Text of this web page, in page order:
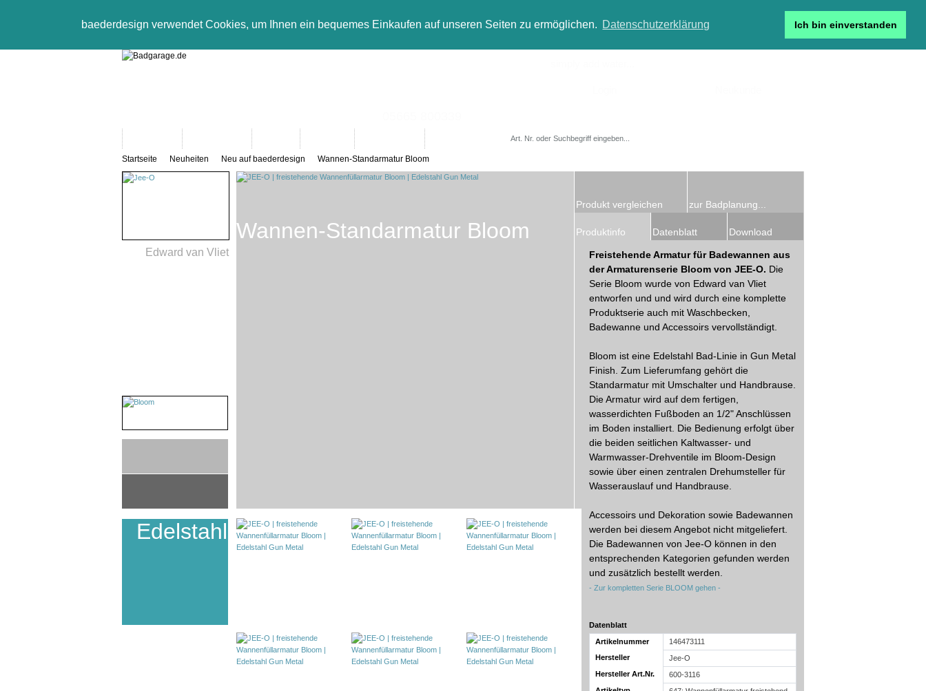
baederdesign verwendet Cookies, um Ihnen ein bequemes Einkaufen auf unseren Seiten zu ermöglichen. Datenschutzerklärung Ich bin einverstanden
Startseite Neuheiten Neu auf baederdesign Wannen-Standarmatur Bloom
Edward van Vliet
Edelstahl
Wannen-Standarmatur Bloom
Produkt vergleichen zur Badplanung...
Produktinfo Datenblatt Download
Freistehende Armatur für Badewannen aus
der Armaturenserie Bloom von JEE-O. Die
Serie Bloom wurde von Edward van Vliet
entworfen und und wird durch eine komplette
Produktserie auch mit Waschbecken,
Badewanne und Accessoirs vervollständigt.
Bloom ist eine Edelstahl Bad-Linie in Gun Metal
Finish. Zum Lieferumfang gehört die
Standarmatur mit Umschalter und Handbrause.
Die Armatur wird auf dem fertigen,
wasserdichten Fußboden an 1/2" Anschlüssen
im Boden installiert. Die Bedienung erfolgt über
die beiden seitlichen Kaltwasser- und
Warmwasser-Drehventile im Bloom-Design
sowie über einen zentralen Drehumsteller für
Wasserauslauf und Handbrause.
Accessoirs und Dekoration sowie Badewannen
werden bei diesem Angebot nicht mitgeliefert.
Die Badewannen von Jee-O können in den
entsprechenden Kategorien gefunden werden
und zusätzlich bestellt werden.
- Zur kompletten Serie BLOOM gehen -
Datenblatt
Artikelnummer
146473111
Hersteller
Jee-O
Hersteller Art.Nr.
600-3116